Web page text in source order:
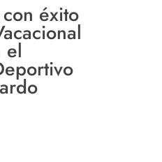
éxito
el